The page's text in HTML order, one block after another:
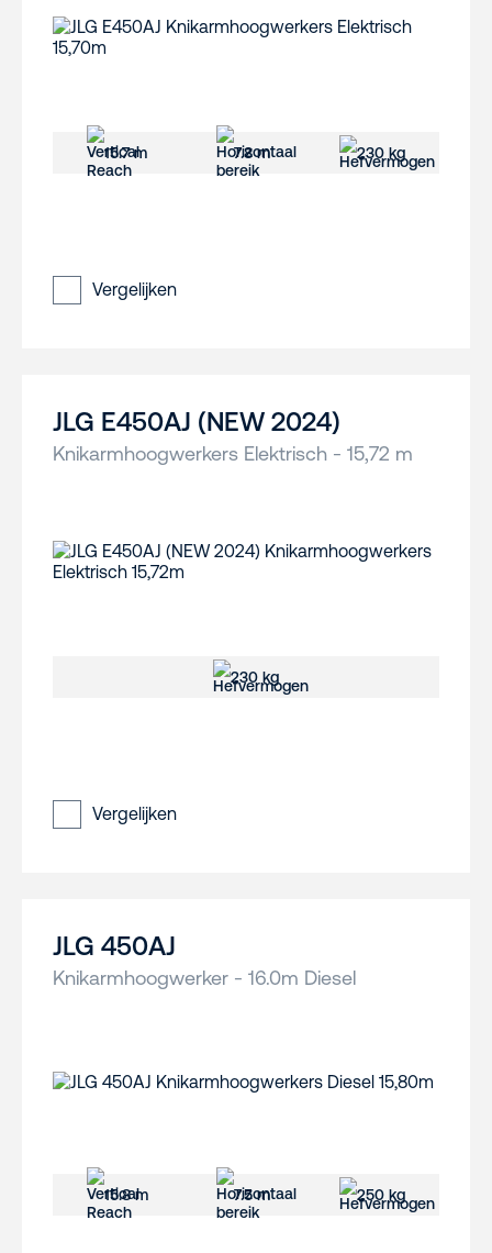
15.7 m 7.8 m 230 kg
Vergelijken
JLG E450AJ (NEW 2024)
Knikarmhoogwerkers Elektrisch - 15,72 m
230 kg
Vergelijken
JLG 450AJ
Knikarmhoogwerker - 16.0m Diesel
15.8 m 7.5 m 250 kg